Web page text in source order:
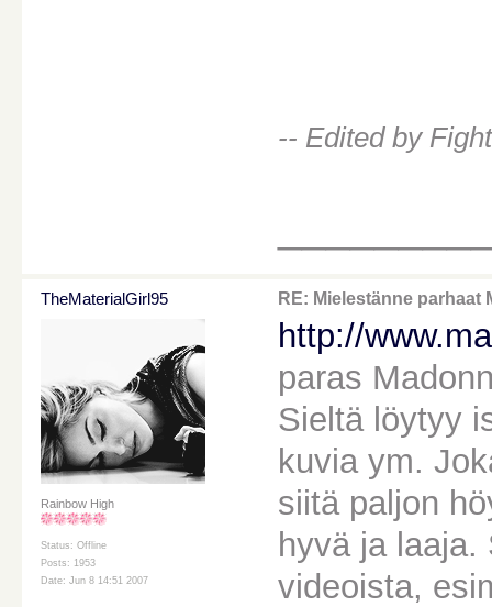
-- Edited by
TheMaterialGirl95
Rainbow High
Status: Offline
Posts: 1953
Date: Jun 8 14:51 2007
RE: Mielestänne parhaat
http://
paras
Sieltä löytyy
kuvia ym.
siitä paljon
hyvä ja laaja.
videoista,